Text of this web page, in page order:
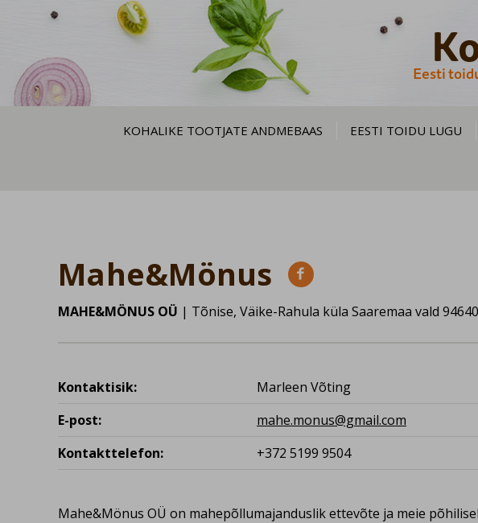
Eesti
KOHALIKE TOOTJATE ANDMEBAAS EESTI TOIDU LUGU
Mahe&Mönus 
MAHE&MÖNUS OÜ | Tõnise, Väike-Rahula küla Saaremaa vald
Kontaktisik:
Marleen Võting
E-post:
mahe.monus@gmail.com
Kontakttelefon:
+372 5199 9504
Mahe&Mönus OÜ on mahepõllumajanduslik ettevõte ja meie